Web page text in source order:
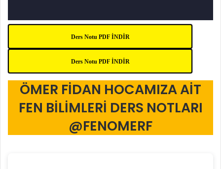
Ders Notu PDF İNDİR
Ders Notu PDF İNDİR
ÖMER FİDAN HOCAMIZA AİT
FEN BİLİMLERİ DERS NOTLARI
@FENOMERF